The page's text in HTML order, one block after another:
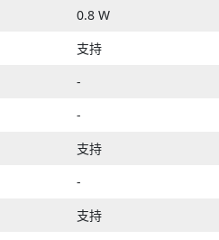
0.8 W
支持
-
-
支持
-
支持